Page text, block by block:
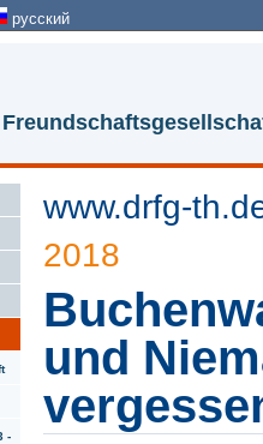
русский
-
www.drfg-
2018
und